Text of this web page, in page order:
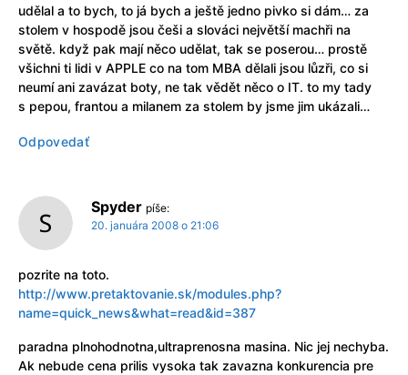
udělal a to bych, to já bych a ještě jedno pivko si dám… za
stolem v hospodě jsou češi a slováci největší machři na
světě. když pak mají něco udělat, tak se poserou… prostě
všichni ti lidi v APPLE co na tom MBA dělali jsou lůzři, co si
neumí ani zavázat boty, ne tak vědět něco o IT. to my tady
s pepou, frantou a milanem za stolem by jsme jim ukázali…
Odpovedať
Spyder píše:
20. januára 2008 o 21:06
pozrite na toto.
http://www.pretaktovanie.sk/modules.php?
name=quick_news&what=read&id=387
paradna plnohodnotna,ultraprenosna masina. Nic jej nechyba.
Ak nebude cena prilis vysoka tak zavazna konkurencia pre